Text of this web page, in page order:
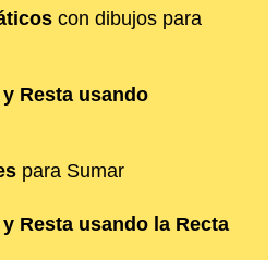
con dibujos para
Resta usando
para Sumar
Resta usando la Recta